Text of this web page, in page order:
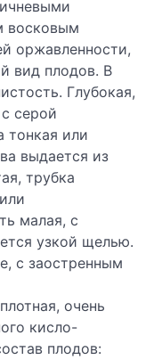
восковым
оржавленности,
вид плодов. В
Глубокая,
серой
тонкая или
выдается из
трубка
малая, с
узкой щелью.
с заостренным
очень
кисло-
плодов: